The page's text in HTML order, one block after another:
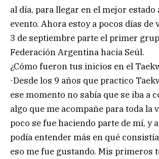
al día, para llegar en el mejor estado
evento. Ahora estoy a pocos días de
3 de septiembre parte el primer
Federación Argentina hacia Seúl.
¿Cómo fueron tus inicios en el
-Desde los 9 años que practico
ese momento no sabía que se iba a
algo que me acompañe para toda la
poco se fue haciendo parte de mí, y
podía entender más en qué
eso me fue gustando. Mis primeros